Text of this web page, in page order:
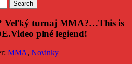
Veľký turnaj MMA?…This is
plné legiend!
MMA, Novinky